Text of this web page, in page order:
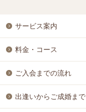
サービス案内
料金・コース
ご入会までの流れ
出逢いからご成婚まで